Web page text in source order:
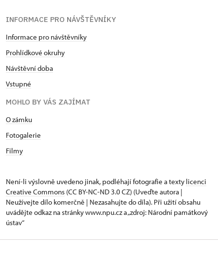
INFORMACE PRO NÁVŠTĚVNÍKY
Informace pro návštěvníky
Prohlídkové okruhy
Návštěvní doba
Vstupné
MOHLO BY VÁS ZAJÍMAT
O zámku
Fotogalerie
Filmy
Není-li výslovně uvedeno jinak, podléhají fotografie a texty licenci
Creative Commons (CC BY-NC-ND 3.0 CZ) (Uveďte autora |
Neužívejte dílo komerčně | Nezasahujte do díla). Při užití obsahu
uvádějte odkaz na stránky www.npu.cz a „zdroj: Národní památkový
ústav“